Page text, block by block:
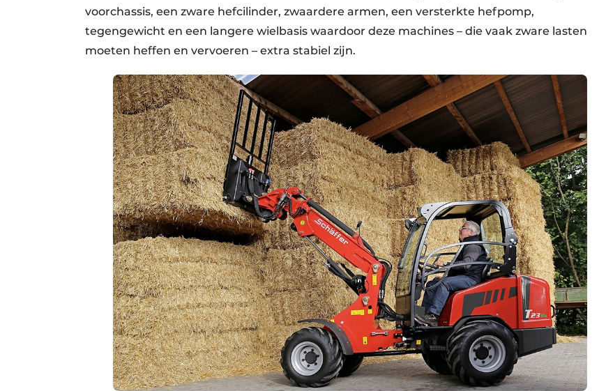
voorchassis, een zware hefcilinder, zwaardere armen, een versterkte hefpomp,
tegengewicht en een langere wielbasis waardoor deze machines – die vaak zware lasten
moeten heffen en vervoeren – extra stabiel zijn.